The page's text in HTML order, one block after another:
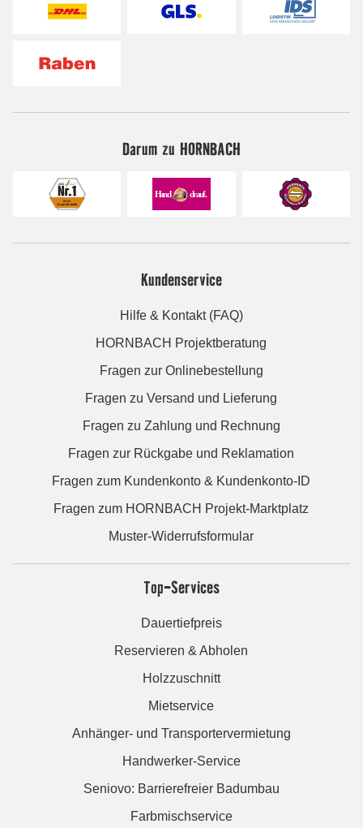
Darum zu HORNBACH
Kundenservice
Hilfe & Kontakt (FAQ)
HORNBACH Projektberatung
Fragen zur Onlinebestellung
Fragen zu Versand und Lieferung
Fragen zu Zahlung und Rechnung
Fragen zur Rückgabe und Reklamation
Fragen zum Kundenkonto & Kundenkonto-ID
Fragen zum HORNBACH Projekt-Marktplatz
Muster-Widerrufsformular
Top-Services
Dauertiefpreis
Reservieren & Abholen
Holzzuschnitt
Mietservice
Anhänger- und Transportervermietung
Handwerker-Service
Seniovo: Barrierefreier Badumbau
Farbmischservice